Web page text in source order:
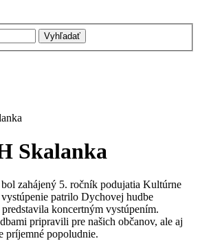
Vyhľadať
Skalanka
zahájený 5. ročník podujatia Kultúrne
patrilo Dychovej hudbe
koncertným vystúpením.
pripravili pre našich občanov, ale aj
príjemné popoludnie.